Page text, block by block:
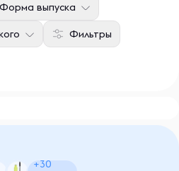
Фильтры
Форма выпуска
+30